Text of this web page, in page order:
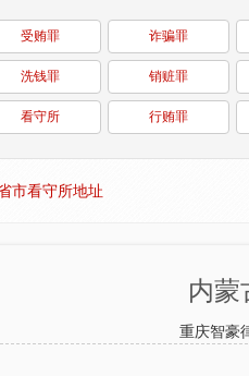
受贿罪 诈骗罪
洗钱罪 销赃罪
看守所 行贿罪
市看守所地址
内蒙
重庆智豪